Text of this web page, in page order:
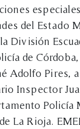
del Estado
División
de
Adolfo Pires,
Inspector
Policía
La Rioja.